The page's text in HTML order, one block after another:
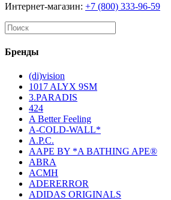
Интернет-магазин: +7 (800) 333-96-59
Бренды
(di)vision
1017 ALYX 9SM
3.PARADIS
424
A Better Feeling
A-COLD-WALL*
A.P.C.
AAPE BY *A BATHING APE®
ABRA
ACMH
ADERERROR
ADIDAS ORIGINALS